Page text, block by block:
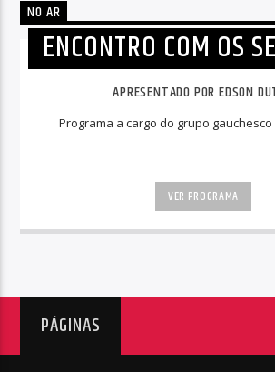
NO AR
ENCONTRO COM OS
APRESENTADO POR EDSON
Programa a cargo do grupo
VER PROGRAMA
PÁGINAS